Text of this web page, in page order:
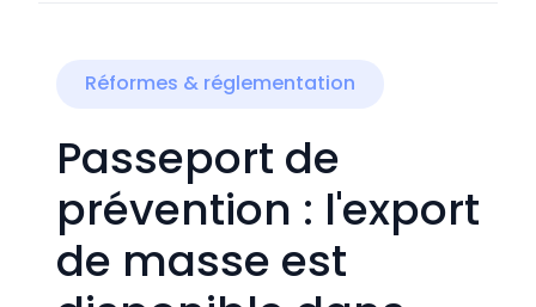
Réformes & réglementation
Passeport de
prévention : l'export
de masse est